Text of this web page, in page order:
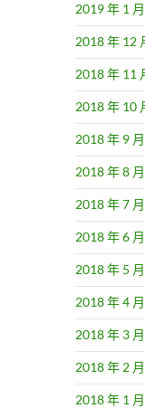
2019 年 1 月
2018 年 12
2018 年 11
2018 年 10
2018 年 9 月
2018 年 8 月
2018 年 7 月
2018 年 6 月
2018 年 5 月
2018 年 4 月
2018 年 3 月
2018 年 2 月
2018 年 1 月